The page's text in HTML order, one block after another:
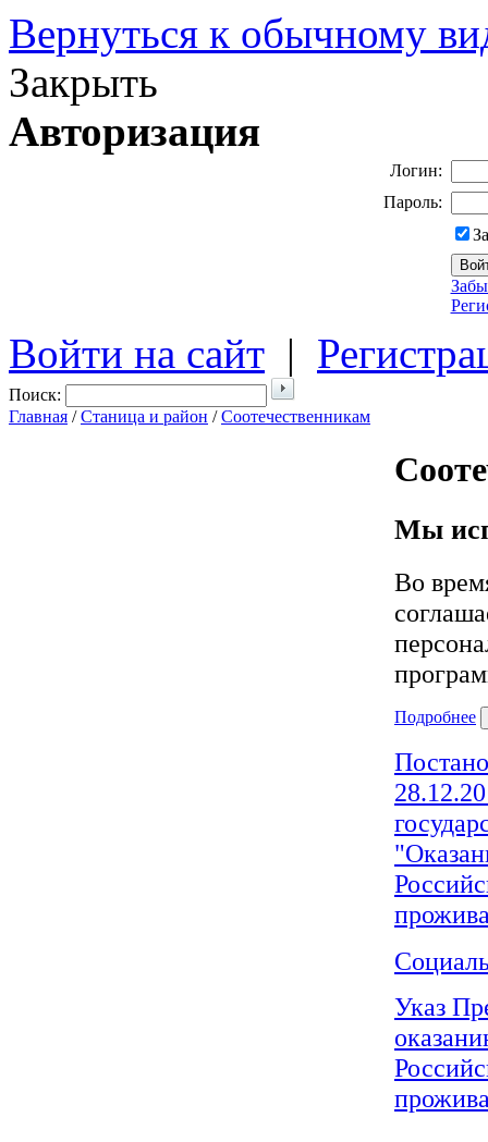
Вернуться к обычному
Закрыть
Авторизация
Логин:
Пароль:
Войти на сайт |
Поиск:
Главная /Станица и район /Соотечественникам
Мы
Во
Подробнее
Указ